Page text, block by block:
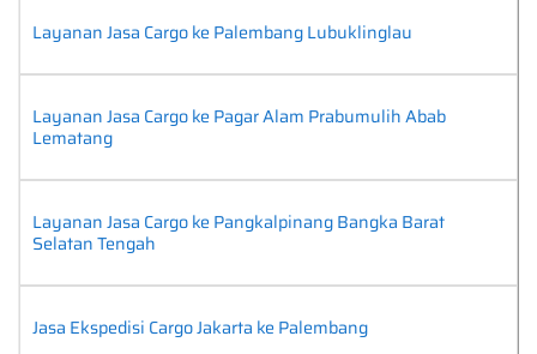
Layanan Jasa Cargo ke Palembang Lubuklinglau
Layanan Jasa Cargo ke Pagar Alam Prabumulih Abab
Lematang
Layanan Jasa Cargo ke Pangkalpinang Bangka Barat
Selatan Tengah
Jasa Ekspedisi Cargo Jakarta ke Palembang